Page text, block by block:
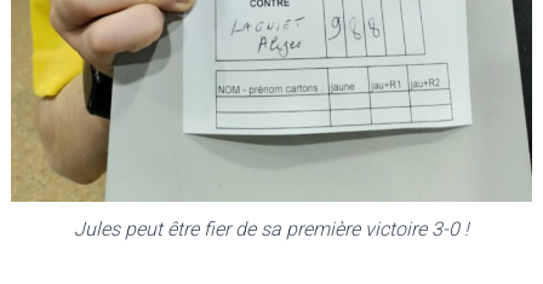
Jules peut être fier de sa première victoire 3-0 !